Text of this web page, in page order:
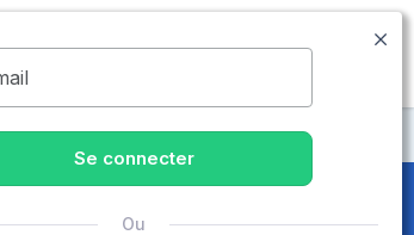
09.74.59.59.57
Se connecter
Ou